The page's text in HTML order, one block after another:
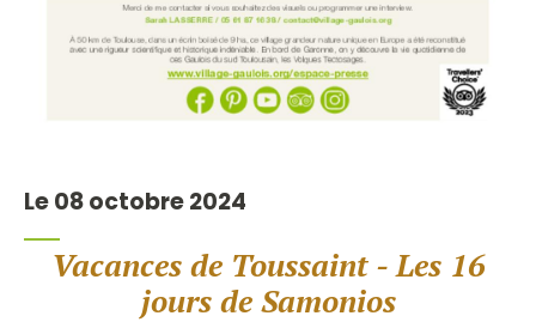
Le 08 octobre 2024
Vacances de Toussaint - Les 16
jours de Samonios